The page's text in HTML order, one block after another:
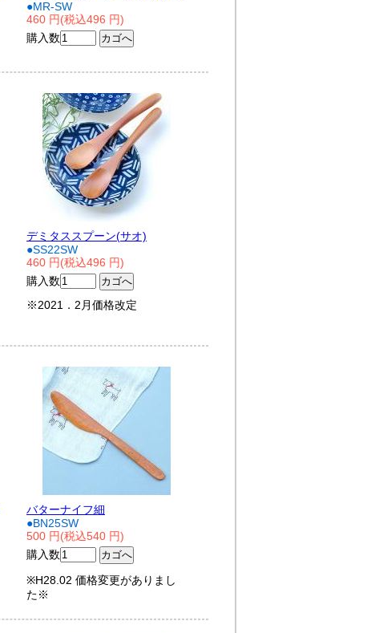
●MR-SW
460 円(税込496 円)
購入数
デミタススプーン(サオ)
●SS22SW
460 円(税込496 円)
購入数
※2021．2月価格改定
バターナイフ細
●BN25SW
500 円(税込540 円)
購入数
※H28.02 価格変更がありまし
た※